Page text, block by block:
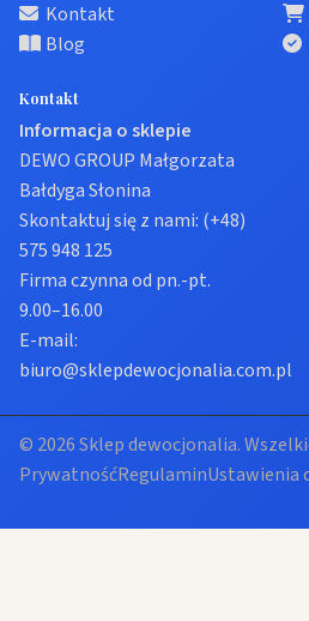
Kontakt
Blog
Kontakt
Informacja o sklepie
DEWO GROUP Małgorzata
Bałdyga Słonina
Skontaktuj się z nami: (+48)
575 948 125
Firma czynna od pn.-pt.
9.00–16.00
E-mail:
biuro@sklepdewocjonalia.com.pl
© 2026 Sklep dewocjonalia.
PrywatnośćRegulaminUstawienia